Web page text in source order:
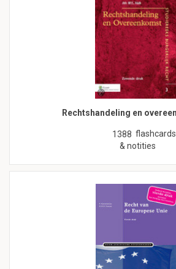
Rechtshandeling en
1388 flashcards
& notities